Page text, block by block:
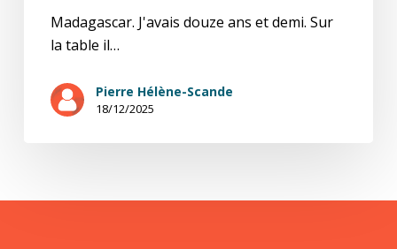
Madagascar. J'avais douze ans et demi. Sur
la table il…
Pierre Hélène-Scande
18/12/2025